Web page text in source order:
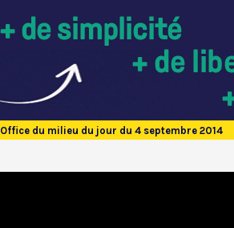
Office du milieu du jour du 4 septembre 2014